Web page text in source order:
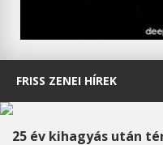
FRISS ZENEI HÍREK
25 év kihagyás után